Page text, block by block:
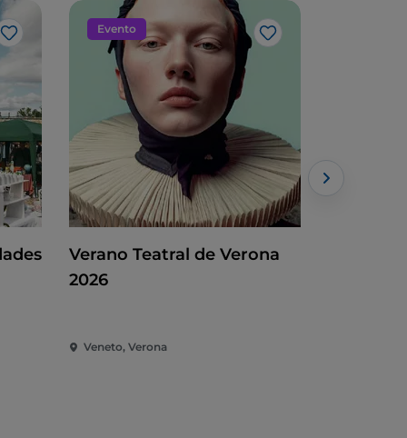
Me gusta
Evento
Me gusta
Verano Teatral de Verona
2026
Veneto, Verona